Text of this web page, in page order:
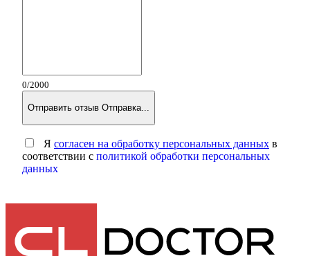
0/2000
Отправить отзыв Отправка...
Я согласен на обработку персональных данных в
соответствии с политикой обработки персональных
данных